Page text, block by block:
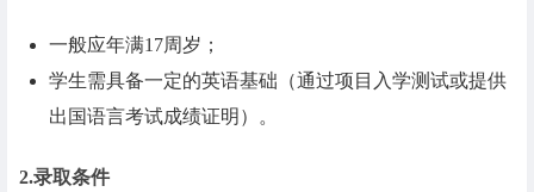
一般应年满17周岁；
学生需具备一定的英语基础（通过项目入学测试或提供
出国语言考试成绩证明）。
2.录取条件